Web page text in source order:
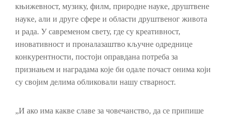
књижевност, музику, филм, природне науке, друштвене
науке, али и друге сфере и области друштвеног живота
и рада. У савременом свету, где су креативност,
иновативност и проналазаштво кључне одреднице
конкурентности, постоји оправдана потреба за
признањем и наградама које би одале почаст онима који
су својим делима обликовали нашу стварност.
„И ако има какве славе за човечанство, да се припише